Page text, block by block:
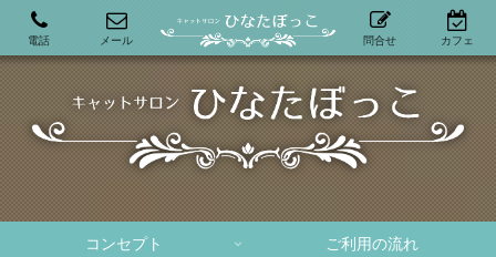
コンセプト ご利用の流れ
電話 メール 問合せ カフェ